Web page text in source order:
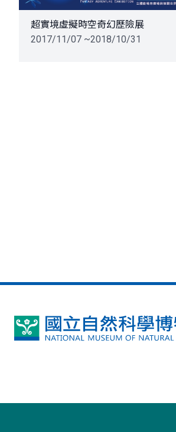
超實境虛擬時空奇幻歷險展
2017/11/07 ~2018/10/31
國